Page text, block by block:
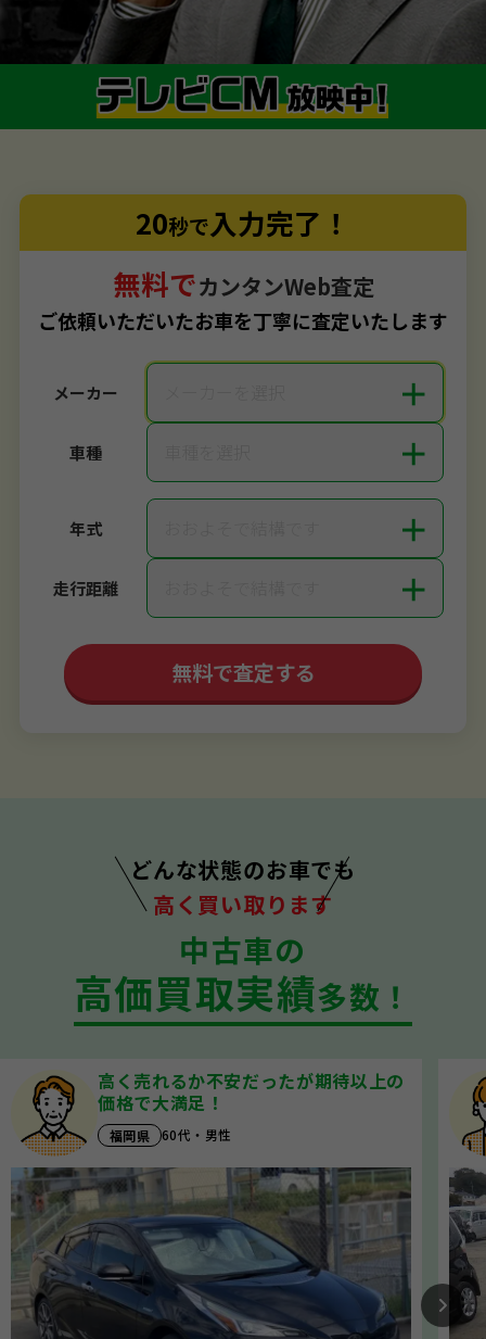
20秒で入力完了！
無料でカンタンWeb査定
ご依頼いただいたお車を丁寧に査定いたします
メーカー ＋
車種 ＋
年式 ＋
走行距離 ＋
無料で査定する
どんな状態のお車でも
高く買い取ります
中古車の
高価買取実績多数！
高く売れるか不安だったが期待以上の
価格で大満足！
福岡県 60代・男性